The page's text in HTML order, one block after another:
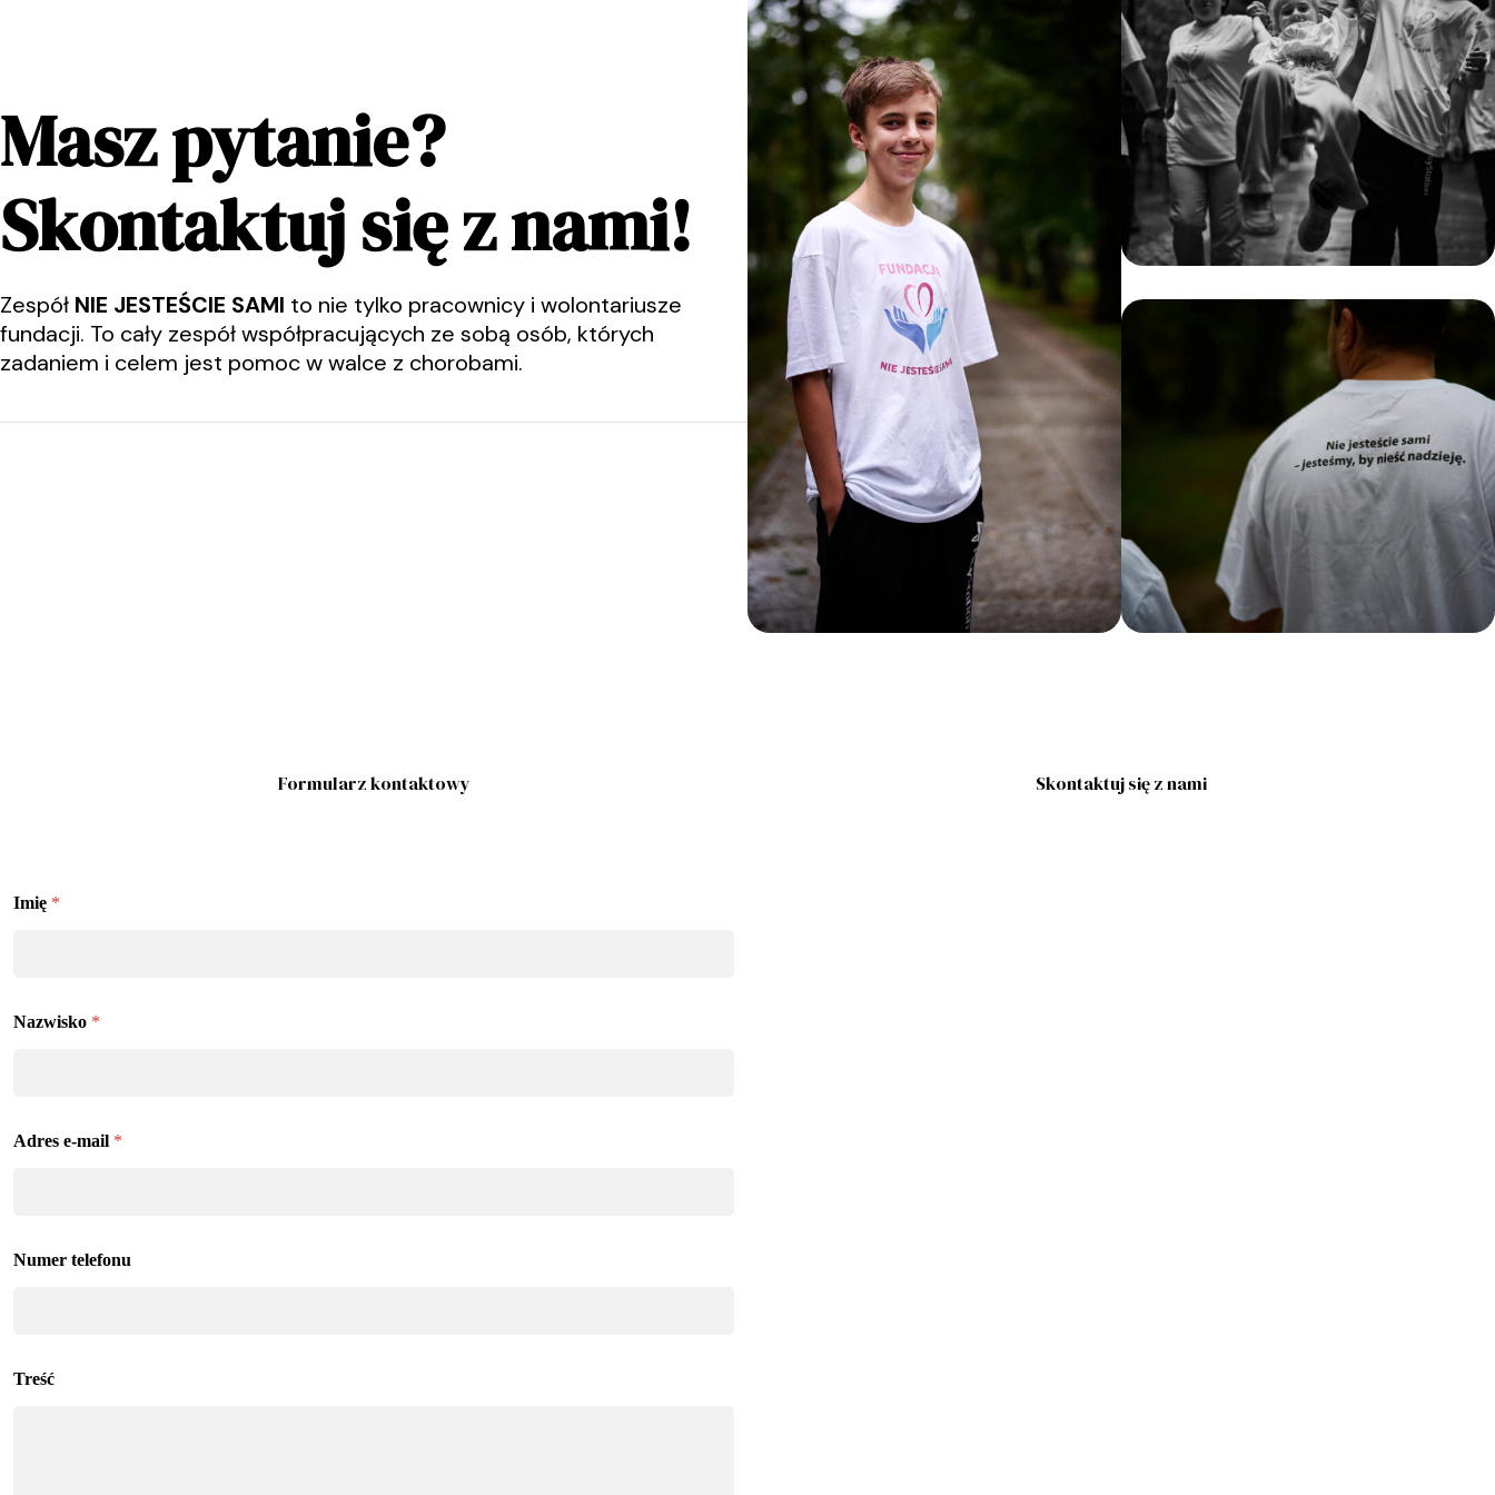
Masz pytanie?
Skontaktuj się z nami!
Zespół NIE JESTEŚCIE SAMI to nie tylko pracownicy i wolontariusze
fundacji. To cały zespół współpracujących ze sobą osób, których
zadaniem i celem jest pomoc w walce z chorobami.
Formularz kontaktowy Skontaktuj się z nami
Imię *
Nazwisko *
Adres e-mail *
Numer telefonu
Treść